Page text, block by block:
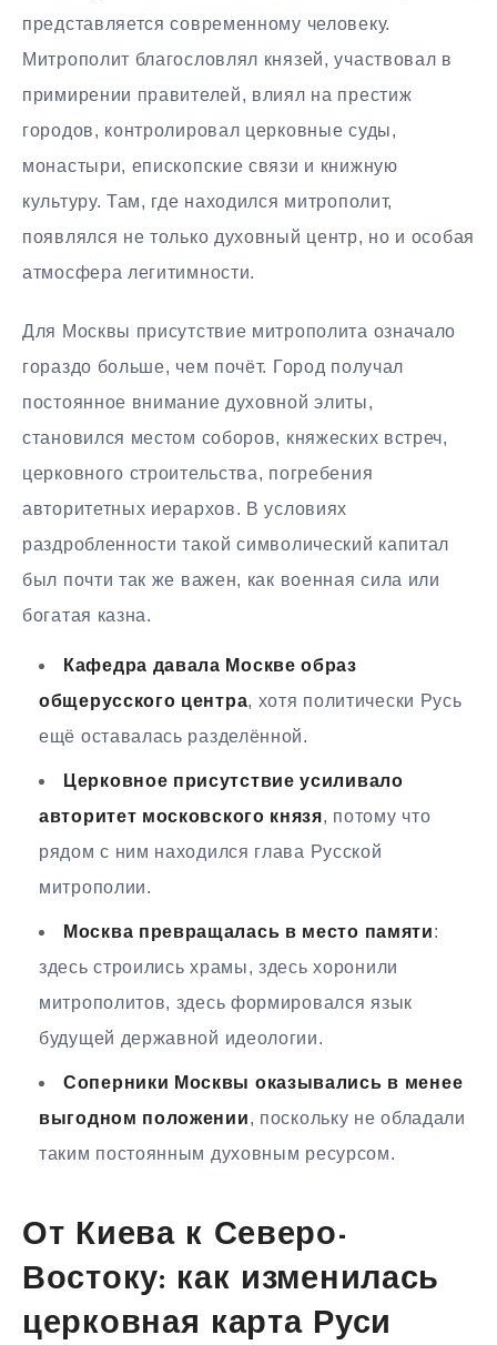
представляется современному человеку.
Митрополит благословлял князей, участвовал в
примирении правителей, влиял на престиж
городов, контролировал церковные суды,
монастыри, епископские связи и книжную
культуру. Там, где находился митрополит,
появлялся не только духовный центр, но и особая
атмосфера легитимности.
Для Москвы присутствие митрополита означало
гораздо больше, чем почёт. Город получал
постоянное внимание духовной элиты,
становился местом соборов, княжеских встреч,
церковного строительства, погребения
авторитетных иерархов. В условиях
раздробленности такой символический капитал
был почти так же важен, как военная сила или
богатая казна.
Кафедра давала Москве образ
общерусского центра, хотя политически Русь
ещё оставалась разделённой.
Церковное присутствие усиливало
авторитет московского князя, потому что
рядом с ним находился глава Русской
митрополии.
Москва превращалась в место памяти:
здесь строились храмы, здесь хоронили
митрополитов, здесь формировался язык
будущей державной идеологии.
Соперники Москвы оказывались в менее
выгодном положении, поскольку не обладали
таким постоянным духовным ресурсом.
От Киева к Северо-
Востоку: как изменилась
церковная карта Руси